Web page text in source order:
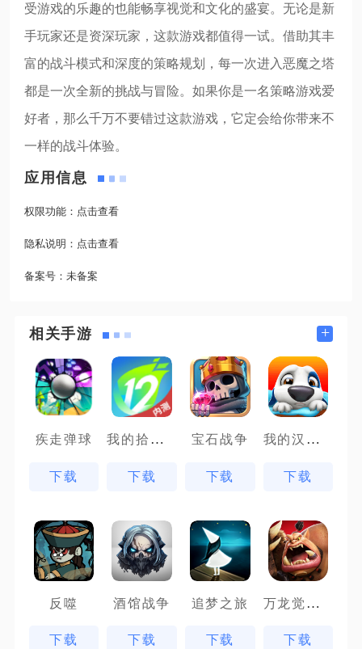
受游戏的乐趣的也能畅享视觉和文化的盛宴。无论是新
手玩家还是资深玩家，这款游戏都值得一试。借助其丰
富的战斗模式和深度的策略规划，每一次进入恶魔之塔
都是一次全新的挑战与冒险。如果你是一名策略游戏爱
好者，那么千万不要错过这款游戏，它定会给你带来不
一样的战斗体验。
应用信息
权限功能： 点击查看
隐私说明： 点击查看
备案号： 未备案
相关手游 +
疾走弹球
下载
我的拾贰世界
下载
宝石战争
下载
我的汉克狗
下载
反噬
下载
酒馆战争
下载
追梦之旅
下载
万龙觉醒魔兽战场
下载